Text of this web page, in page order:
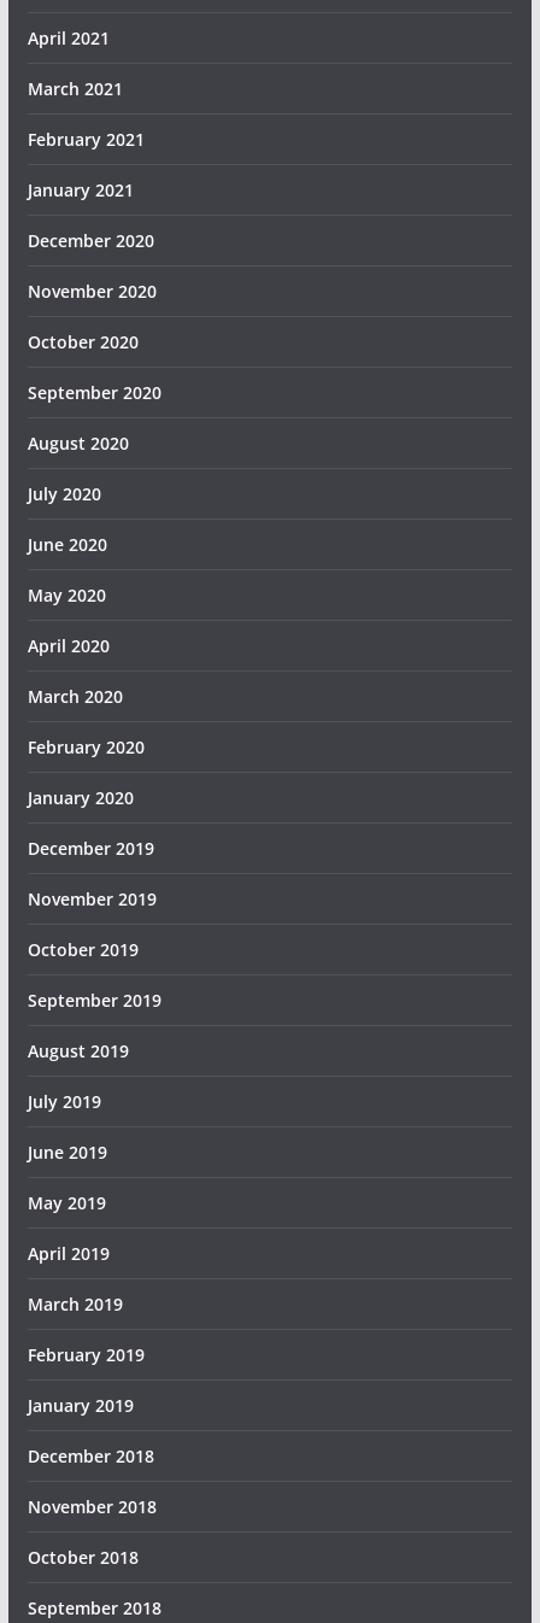
April 2021
March 2021
February 2021
January 2021
December 2020
November 2020
October 2020
September 2020
August 2020
July 2020
June 2020
May 2020
April 2020
March 2020
February 2020
January 2020
December 2019
November 2019
October 2019
September 2019
August 2019
July 2019
June 2019
May 2019
April 2019
March 2019
February 2019
January 2019
December 2018
November 2018
October 2018
September 2018